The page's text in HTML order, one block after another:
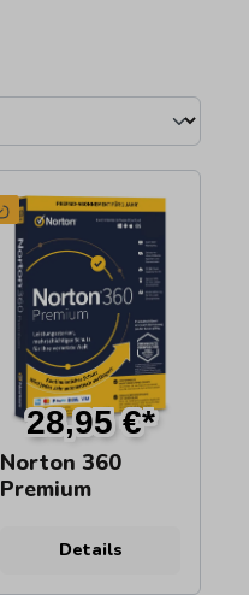
Norton 360
Premium
28,95 €*
Details